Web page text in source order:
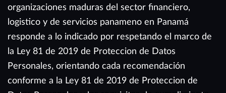
organizaciones maduras del sector financiero,
logistico y de servicios panameno en Panamá
responde a lo indicado por respetando el marco de
la Ley 81 de 2019 de Proteccion de Datos
Personales, orientando cada recomendación
conforme a la Ley 81 de 2019 de Proteccion de